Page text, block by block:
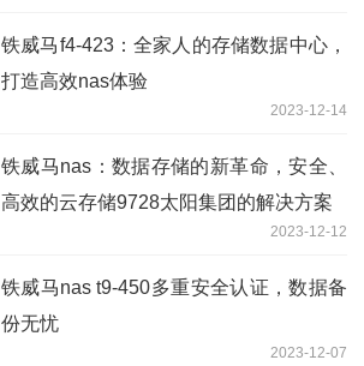
铁威马f4-423：全家人的存储数据中心，
打造高效nas体验
2023-12-14
铁威马nas：数据存储的新革命，安全、
高效的云存储9728太阳集团的解决方案
2023-12-12
铁威马nas t9-450多重安全认证，数据备
份无忧
2023-12-07